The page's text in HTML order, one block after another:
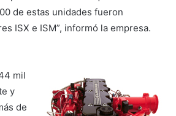
de estas unidades fueron
ISX e ISM”, informó la empresa.
mil
y
de